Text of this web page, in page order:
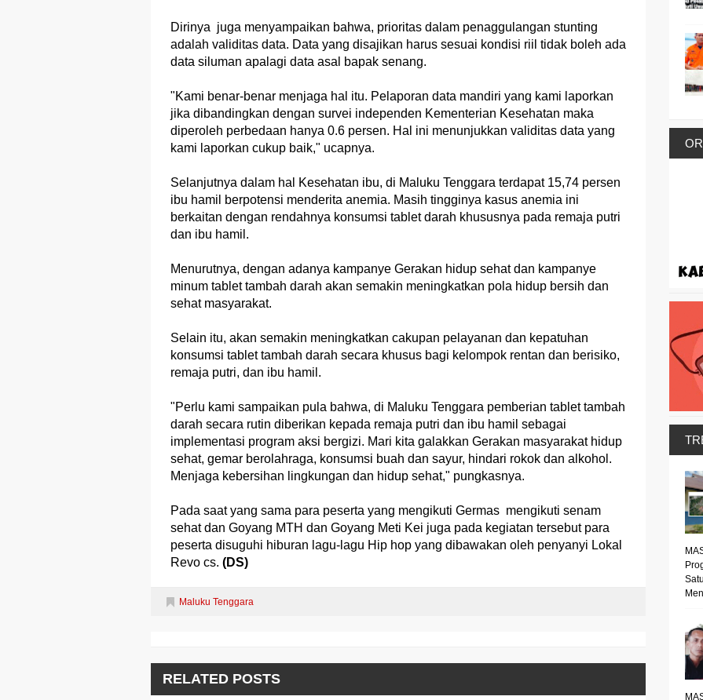
Dirinya juga menyampaikan bahwa, prioritas dalam penaggulangan stunting
adalah validitas data. Data yang disajikan harus sesuai kondisi riil tidak boleh ada
data siluman apalagi data asal bapak senang.
"Kami benar-benar menjaga hal itu. Pelaporan data mandiri yang kami laporkan
jika dibandingkan dengan survei independen Kementerian Kesehatan maka
diperoleh perbedaan hanya 0.6 persen. Hal ini menunjukkan validitas data yang
kami laporkan cukup baik," ucapnya.
Selanjutnya dalam hal Kesehatan ibu, di Maluku Tenggara terdapat 15,74 persen
ibu hamil berpotensi menderita anemia. Masih tingginya kasus anemia ini
berkaitan dengan rendahnya konsumsi tablet darah khususnya pada remaja putri
dan ibu hamil.
Menurutnya, dengan adanya kampanye Gerakan hidup sehat dan kampanye
minum tablet tambah darah akan semakin meningkatkan pola hidup bersih dan
sehat masyarakat.
Selain itu, akan semakin meningkatkan cakupan pelayanan dan kepatuhan
konsumsi tablet tambah darah secara khusus bagi kelompok rentan dan berisiko,
remaja putri, dan ibu hamil.
"Perlu kami sampaikan pula bahwa, di Maluku Tenggara pemberian tablet tambah
darah secara rutin diberikan kepada remaja putri dan ibu hamil sebagai
implementasi program aksi bergizi. Mari kita galakkan Gerakan masyarakat hidup
sehat, gemar berolahraga, konsumsi buah dan sayur, hindari rokok dan alkohol.
Menjaga kebersihan lingkungan dan hidup sehat," pungkasnya.
Pada saat yang sama para peserta yang mengikuti Germas mengikuti senam
sehat dan Goyang MTH dan Goyang Meti Kei juga pada kegiatan tersebut para
peserta disuguhi hiburan lagu-lagu Hip hop yang dibawakan oleh penyanyi Lokal
Revo cs. (DS)
Maluku Tenggara
RELATED POSTS